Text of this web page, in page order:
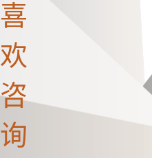
喜
欢
咨
询